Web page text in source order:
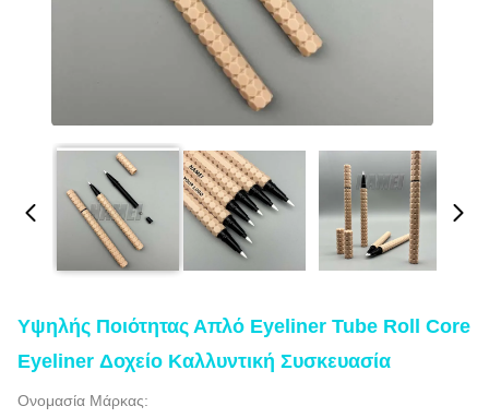
Υψηλής Ποιότητας Απλό Eyeliner Tube Roll Core
Eyeliner Δοχείο Καλλυντική Συσκευασία
Ονομασία Μάρκας: